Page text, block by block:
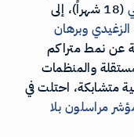
(18 شهراً)، إلى
وبرهان
عن نمط متراكم
والمنظمات
متشابكة، احتلت في
مراسلون بلا